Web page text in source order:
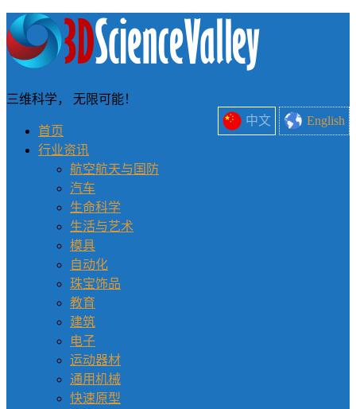
中文 English
三维科学， 无限可能！
首页
行业资讯
航空航天与国防
汽车
生命科学
生活与艺术
模具
自动化
珠宝饰品
教育
建筑
电子
运动器材
通用机械
快速原型